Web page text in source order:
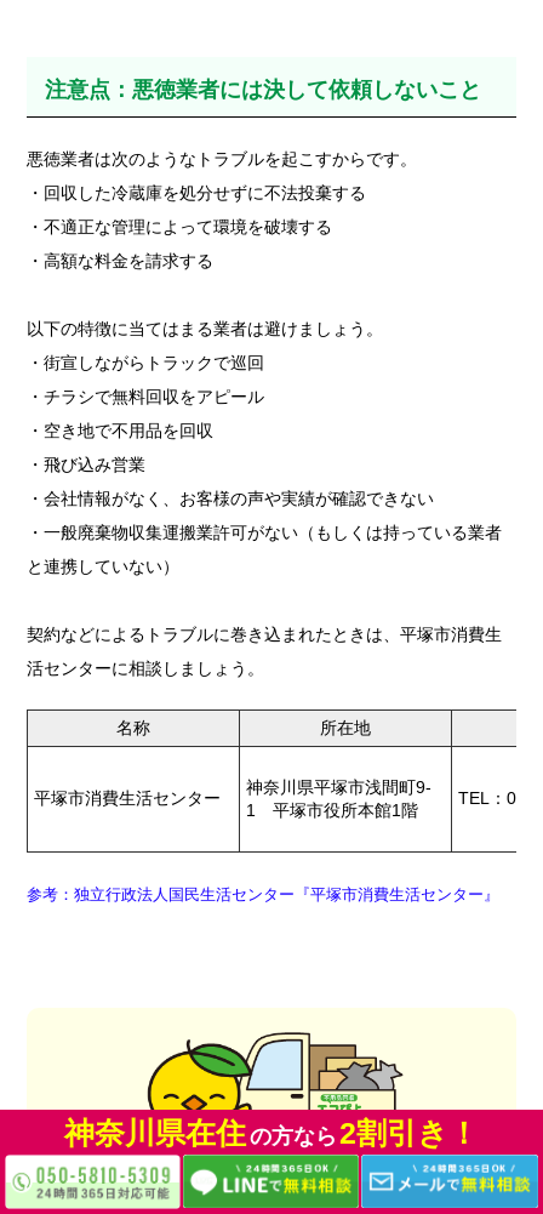
注意点：悪徳業者には決して依頼しないこと
悪徳業者は次のようなトラブルを起こすからです。
・回収した冷蔵庫を処分せずに不法投棄する
・不適正な管理によって環境を破壊する
・高額な料金を請求する
以下の特徴に当てはまる業者は避けましょう。
・街宣しながらトラックで巡回
・チラシで無料回収をアピール
・空き地で不用品を回収
・飛び込み営業
・会社情報がなく、お客様の声や実績が確認できない
・一般廃棄物収集運搬業許可がない（もしくは持っている業者
と連携していない）
契約などによるトラブルに巻き込まれたときは、平塚市消費生
活センターに相談しましょう。
名称 所在地
平塚市消費生活センター
神奈川県平塚市浅間町9-
1 平塚市役所本館1階
TEL：
参考：独立行政法人国民生活センター『平塚市消費生活センター』
神奈川県在住の方なら 2割引き！